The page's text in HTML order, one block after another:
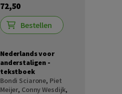
72,50
Bestellen
Nederlands voor
anderstaligen -
tekstboek
Bondi Sciarone, Piet
Meijer, Conny Wesdijk,